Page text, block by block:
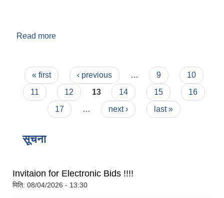
Read more
Pages
« first ‹ previous … 9
10
11
12 13 14 15
16
17
… next › last »
सूचना
Invitaion for Electronic Bids !!!!
मिति: 08/04/2026 - 13:30